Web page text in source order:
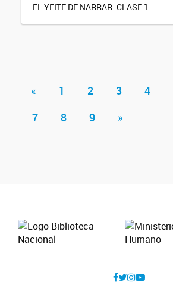
EL YEITE DE NARRAR. CLASE 1
« 1 2 3 4
7
8 9 »